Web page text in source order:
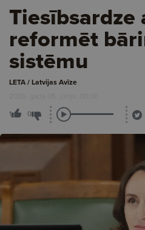
Tiesībsardze
reformēt
sistēmu
LETA / Latvijas Avīze
2026. gada 05. jūnijs, 00:00
1 0